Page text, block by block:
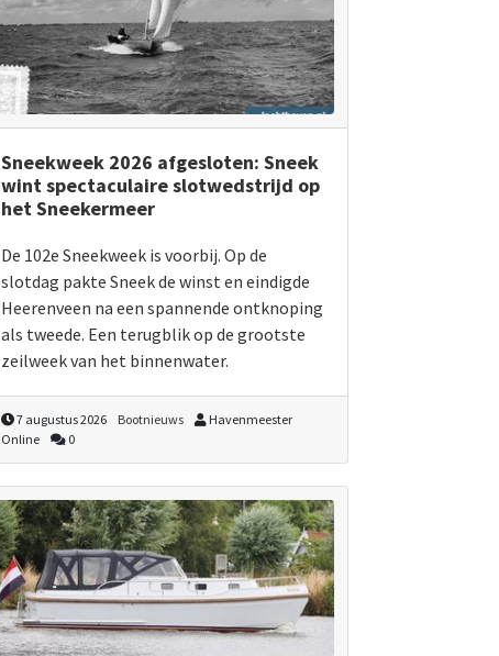
Sneekweek 2026 afgesloten: Sneek
wint spectaculaire slotwedstrijd op
het Sneekermeer
De 102e Sneekweek is voorbij. Op de
slotdag pakte Sneek de winst en eindigde
Heerenveen na een spannende ontknoping
als tweede. Een terugblik op de grootste
zeilweek van het binnenwater.
7 augustus 2026 Bootnieuws
Havenmeester
Online
0